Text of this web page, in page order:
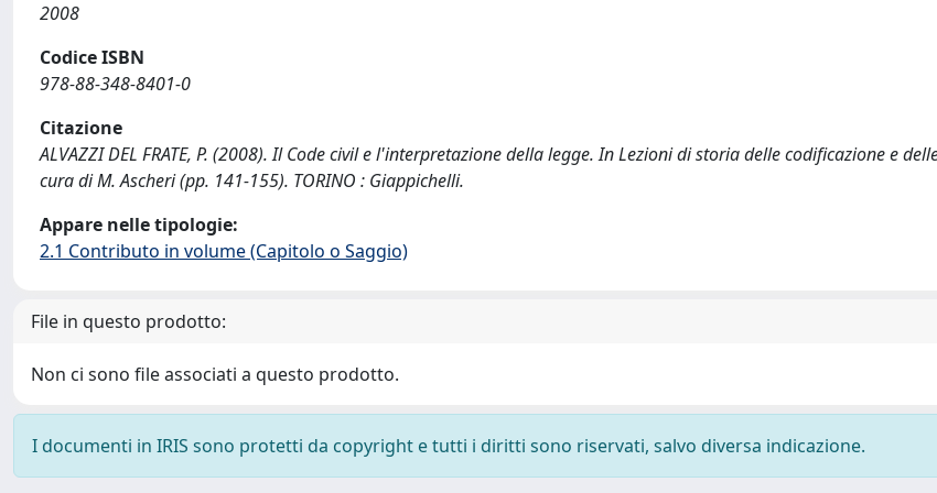
2008
Codice ISBN
978-88-348-8401-0
Citazione
ALVAZZI DEL FRATE, P. (2008). Il Code civil e l'interpretazione della legge. In Lezioni di storia delle codificazione e
cura di M. Ascheri (pp. 141-155). TORINO : Giappichelli.
Appare nelle tipologie:
2.1 Contributo in volume (Capitolo o Saggio)
File in questo prodotto:
Non ci sono file associati a questo prodotto.
I documenti in IRIS sono protetti da copyright e tutti i diritti sono riservati, salvo diversa indicazione.